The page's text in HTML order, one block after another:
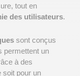
tout en
des utilisateurs.
sont conçus
permettent un
à des
soit pour un